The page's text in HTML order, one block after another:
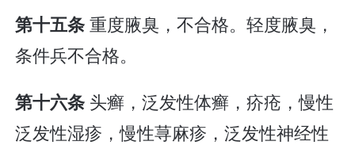
第十五条重度腋臭，不合格。轻度腋臭，
条件兵不合格。
第十六条 头癣，泛发性体癣，疥疮，慢性
泛发性湿疹，慢性荨麻疹，泛发性神经性